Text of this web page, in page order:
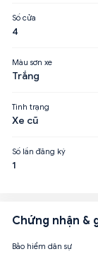
Số cửa
4
Màu sơn xe
Trắng
Tình trạng
Xe cũ
Số lần đăng ký
1
Chứng nhận &
Bảo hiểm dân sự